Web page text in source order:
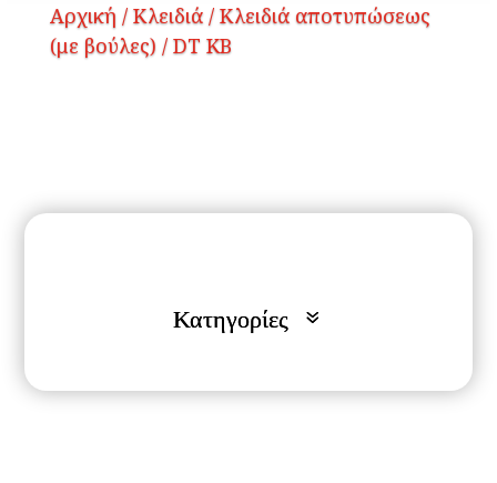
Αρχική / Κλειδιά/ Κλειδιά αποτυπώσεως
(με βούλες) / DT KB